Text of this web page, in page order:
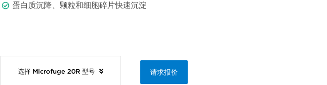
蛋白质沉降、颗粒和细胞碎片快速沉淀
选择 Microfuge 20R 型号 请求报价